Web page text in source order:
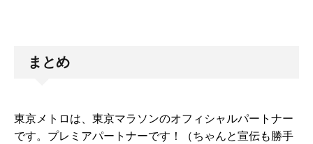
まとめ
東京メトロは、東京マラソンのオフィシャルパートナー
です。プレミアパートナーです！（ちゃんと宣伝も勝手